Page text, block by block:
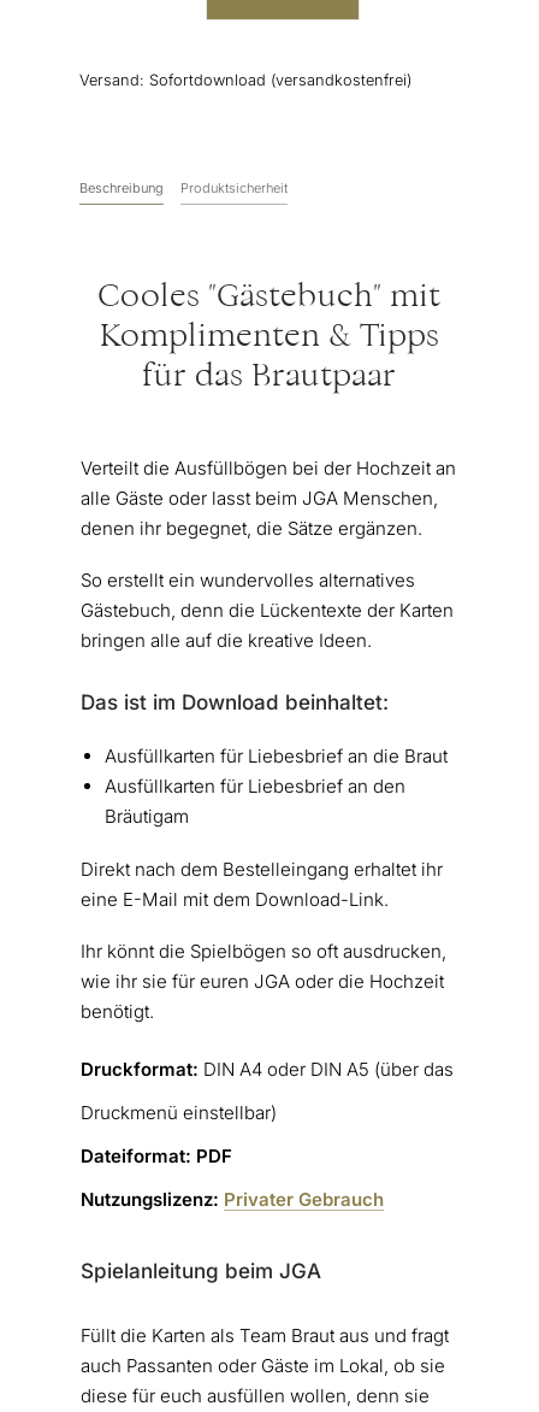
Menge
Versand: Sofortdownload (versandkostenfrei)
Beschreibung Produktsicherheit
Cooles "Gästebuch" mit
Komplimenten & Tipps
für das Brautpaar
Verteilt die Ausfüllbögen bei der Hochzeit an
alle Gäste oder lasst beim JGA Menschen,
denen ihr begegnet, die Sätze ergänzen.
So erstellt ein wundervolles alternatives
Gästebuch, denn die Lückentexte der Karten
bringen alle auf die kreative Ideen.
Das ist im Download beinhaltet:
Ausfüllkarten für Liebesbrief an die Braut
Ausfüllkarten für Liebesbrief an den
Bräutigam
Direkt nach dem Bestelleingang erhaltet ihr
eine E-Mail mit dem Download-Link.
Ihr könnt die Spielbögen so oft ausdrucken,
wie ihr sie für euren JGA oder die Hochzeit
benötigt.
Druckformat: DIN A4 oder DIN A5 (über das
Druckmenü einstellbar)
Dateiformat: PDF
Nutzungslizenz: Privater Gebrauch
Spielanleitung beim JGA
Füllt die Karten als Team Braut aus und fragt
auch Passanten oder Gäste im Lokal, ob sie
diese für euch ausfüllen wollen, denn sie